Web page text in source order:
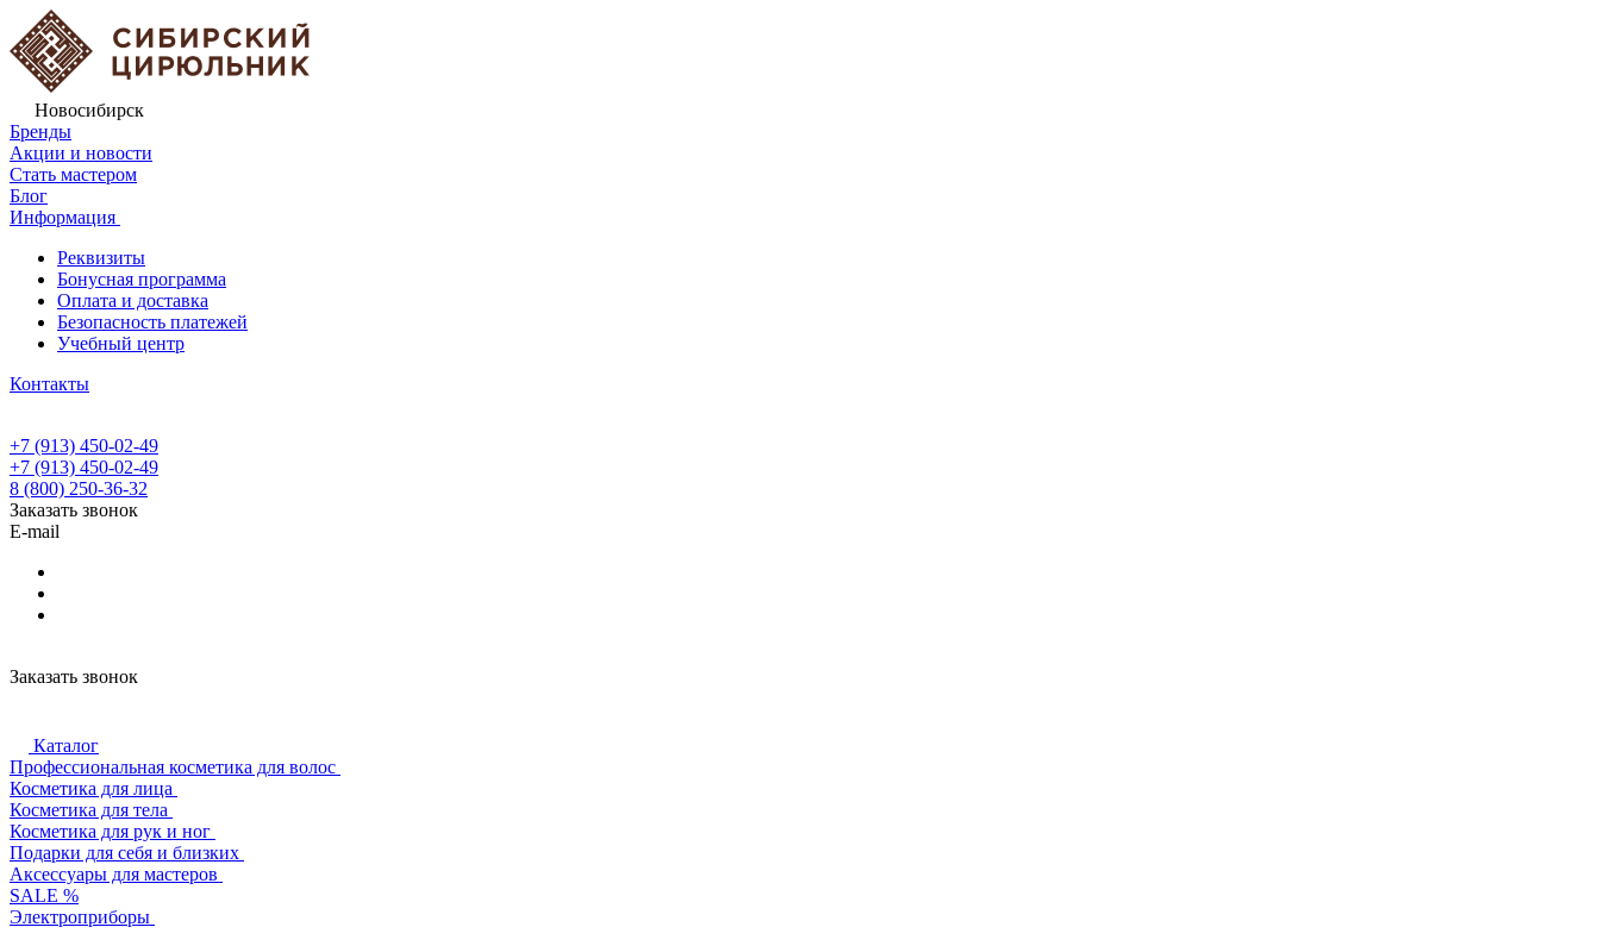
Новосибирск
Бренды
Акции и новости
Стать мастером
Блог
Информация
Реквизиты
Бонусная программа
Оплата и доставка
Безопасность платежей
Учебный центр
Контакты
+7 (913) 450-02-49
+7 (913) 450-02-49
8 (800) 250-36-32
Заказать звонок
E-mail
Заказать звонок
Каталог
Профессиональная косметика для волос
Косметика для лица
Косметика для тела
Косметика для рук и ног
Подарки для себя и близких
Аксессуары для мастеров
SALE %
Электроприборы